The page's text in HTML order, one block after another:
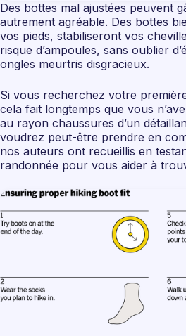
Des bottes mal ajustées peuvent
autrement agréable. Des bottes
vos pieds, stabiliseront vos
risque d’ampoules, sans oublier
ongles meurtris disgracieux.
Si vous recherchez votre
cela fait longtemps que vous
au rayon chaussures d’un
voudrez peut-être prendre en
nos auteurs ont recueillis en
randonnée pour vous aider à